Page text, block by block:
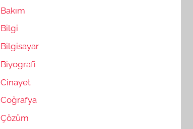
Bakım
Bilgi
Bilgisayar
Biyografi
Cinayet
Coğrafya
Çözüm